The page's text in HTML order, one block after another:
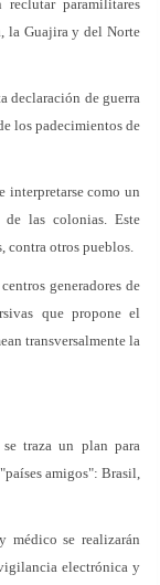
paramilitares
la Guajira y del Norte
declaración de guerra
los padecimientos de
interpretarse como un
las colonias. Este
contra otros pueblos.
generadores de
que propone el
transversalmente la
traza un plan para
amigos": Brasil,
médico se realizarán
electrónica y